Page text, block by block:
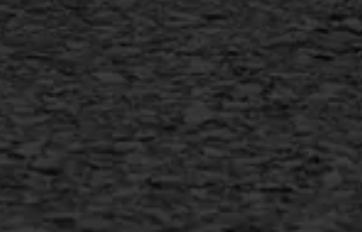
AWS ASFALTWERKEN
+31 493 842 840
info@asfaltwerken.nl
MEER INFORMATIE
Inschrijven nieuwsbrief
Duurzaam ondernemen